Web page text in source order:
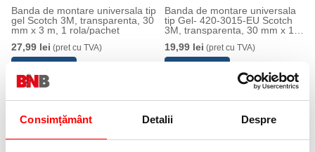
Consimțământ Detalii Despre
Banda de montare universala tip
gel Scotch 3M, transparenta, 30
mm x 3 m, 1 rola/pachet
27,99 lei (pret cu TVA)
Banda de montare universala
tip Gel- 420-3015-EU Scotch
3M, transparenta, 30 mm x 1.5
19,99 lei (pret cu TVA)